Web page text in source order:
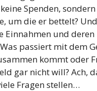
Spenden,
um die er bettelt?
Einnahmen und deren
passiert mit dem
kommt oder
gar nicht will? Ach,
Fragen stellen…